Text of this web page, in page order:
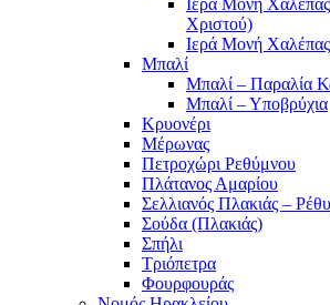
Ιερά Μονή
Χριστού)
Ιερά Μονή
Μπαλί
Μπαλί – Παραλία
Μπαλί – Υποβρύχια
Κρυονέρι
Μέρωνας
Πετροχώρι Ρεθύμνου
Πλάτανος Αμαρίου
Σελλιανός Πλακιάς –
Σούδα (Πλακιάς)
Σπήλι
Τριόπετρα
Φουρφουράς